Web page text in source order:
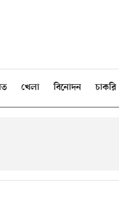
খেলা বিনোদন চাকরি